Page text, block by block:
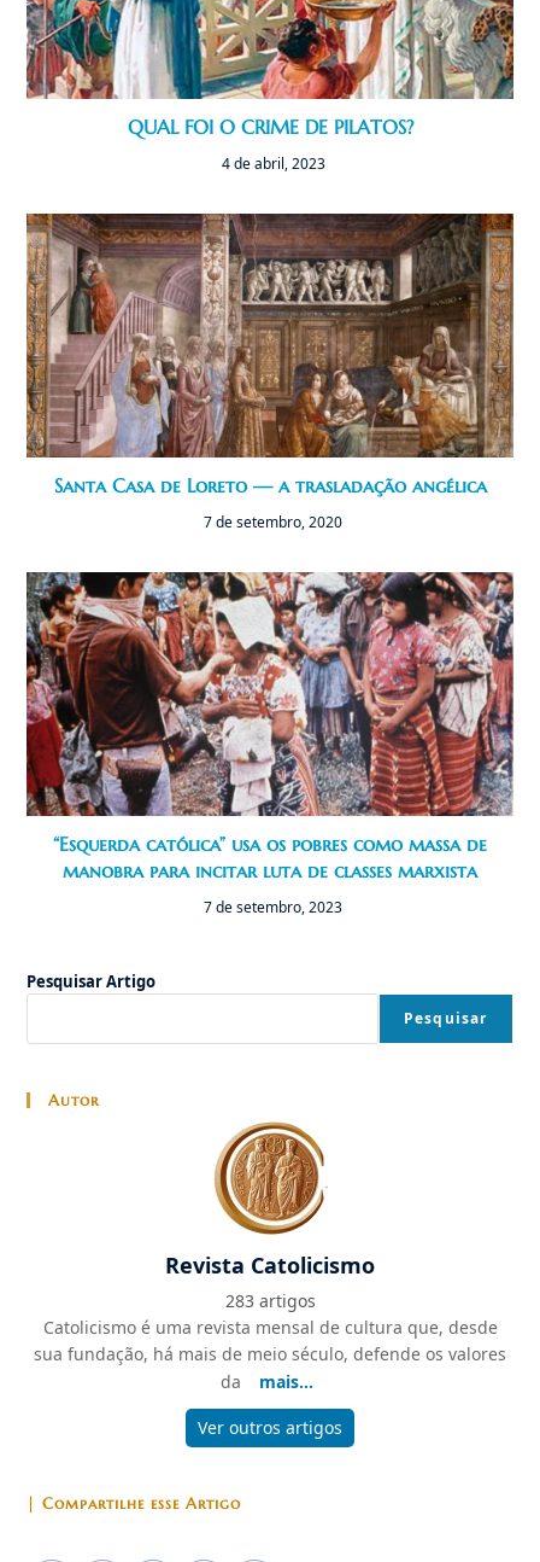
QUAL FOI O CRIME DE PILATOS?
4 de abril, 2023
Santa Casa de Loreto — a trasladação angélica
7 de setembro, 2020
“Esquerda católica” usa os pobres como massa de
manobra para incitar luta de classes marxista
7 de setembro, 2023
Pesquisar Artigo
Pesquisar
Autor
Revista Catolicismo
283 artigos
Catolicismo é uma revista mensal de cultura que, desde
sua fundação, há mais de meio século, defende os valores
da
mais...
Ver outros artigos
| Compartilhe esse Artigo